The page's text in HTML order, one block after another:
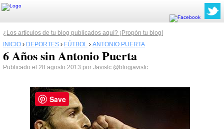
¿Los artículos de tu blog publicados aquí? ¡Propón tu blog!
INICIO › DEPORTES › FÚTBOL › ANTONIO PUERTA
6 Años sin Antonio Puerta
Publicado el 28 agosto 2013 por Javisfc @blogjavisfc
Save